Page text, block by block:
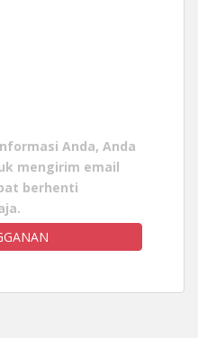
Anda, Anda
mengirim email
berhenti